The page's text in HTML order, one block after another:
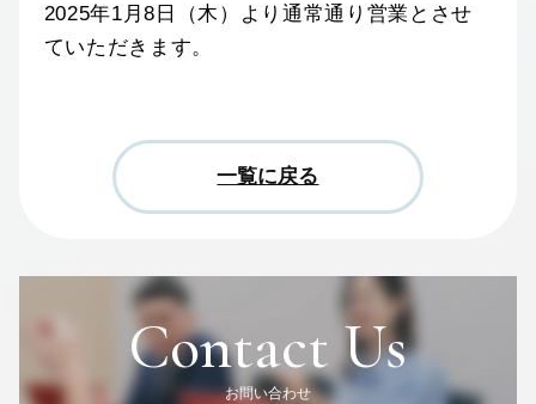
2025年1月8日（木）より通常通り営業とさせ
ていただきます。
一覧に戻る
Contact Us
お問い合わせ